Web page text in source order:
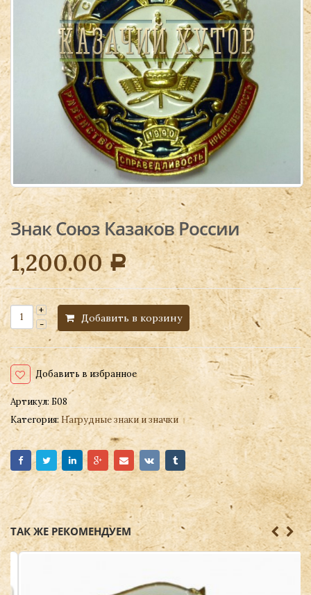
Знак Союз Казаков России
1,200.00Р
Добавить в корзину
Добавить в избранное
Артикул: Б08
Категория: Нагрудные знаки и значки
ТАК ЖЕ РЕКОМЕНДУЕМ